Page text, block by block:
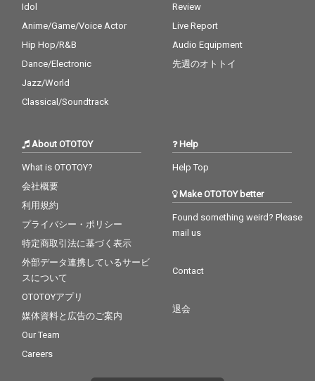
Idol
Anime/Game/Voice Actor
Hip Hop/R&B
Dance/Electronic
Jazz/World
Classical/Soundtrack
Review
Live Report
Audio Equipment
先週のオトトイ
About OTOTOY
What is OTOTOY?
会社概要
利用規約
プライバシー・ポリシー
特定商取引法に基づく表示
外部データ連携しているサービ
スについて
OTOTOYアプリ
媒体資料と広告のご案内
Our Team
Careers
Help
Help Top
Make OTOTOY better
Found something weird? Please
mail us
Contact
退会